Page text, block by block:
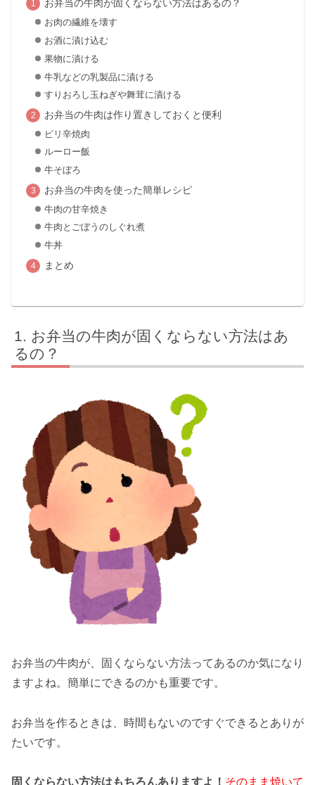
お弁当の牛肉が固くならない方法はあるの？
お肉の繊維を壊す
お酒に漬け込む
果物に漬ける
牛乳などの乳製品に漬ける
すりおろし玉ねぎや舞茸に漬ける
お弁当の牛肉は作り置きしておくと便利
ピリ辛焼肉
ルーロー飯
牛そぼろ
お弁当の牛肉を使った簡単レシピ
牛肉の甘辛焼き
牛肉とごぼうのしぐれ煮
牛丼
まとめ
お弁当の牛肉が固くならない方法はあ
るの？
お弁当の牛肉が、固くならない方法ってあるのか気になり
ますよね。簡単にできるのかも重要です。
お弁当を作るときは、時間もないのですぐできるとありが
たいです。
固くならない方法はもちろんありますよ！ そのまま焼いて